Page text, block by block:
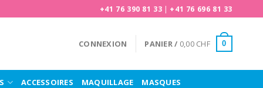
+41 76 390 81 33 | +41 76 696 81 33
CONNEXION PANIER / 0,00 CHF 0
ACCESSOIRES MAQUILLAGE MASQUES